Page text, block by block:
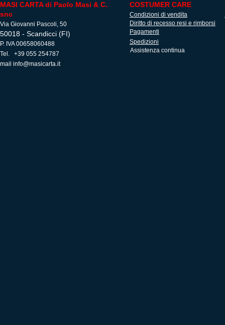
MASI CARTA di Paolo Masi & C.
snc
Via Giovanni Pascoli, 50
50018 - Scandicci (FI)
P. IVA 00658060488
Tel. +39 055 254787
mail info@masicarta.it
COSTUMER CARE
Condizioni di vendita
Diritto di recesso resi e rimborsi
Pagamenti
Spedizioni
Assistenza continua